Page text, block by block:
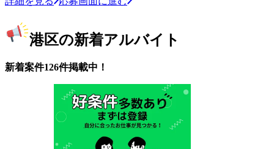
港区の新着アルバイト
新着案件126件掲載中！